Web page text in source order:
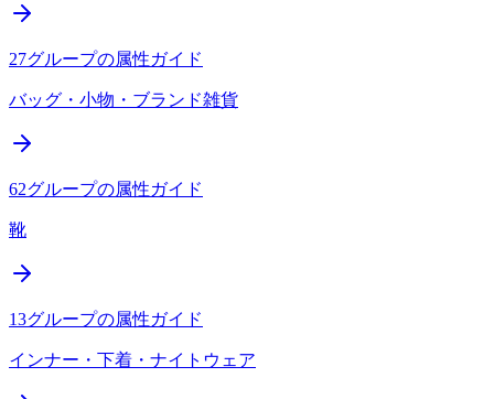
27グループの属性ガイド
バッグ・小物・ブランド雑貨
62グループの属性ガイド
靴
13グループの属性ガイド
インナー・下着・ナイトウェア